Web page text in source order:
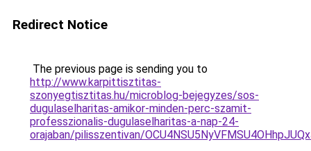
Redirect Notice
The previous page is sending you to
http://www.karpittisztitas-
szonyegtisztitas.hu/microblog-bejegyzes/sos-
dugulaselharitas-amikor-minden-perc-szamit-
professzionalis-dugulaselharitas-a-nap-24-
orajaban/pilisszentivan/